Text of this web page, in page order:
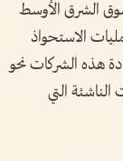
سوق الشرق الأوسط
الاستحواذ
هذه الشركات نحو
التي